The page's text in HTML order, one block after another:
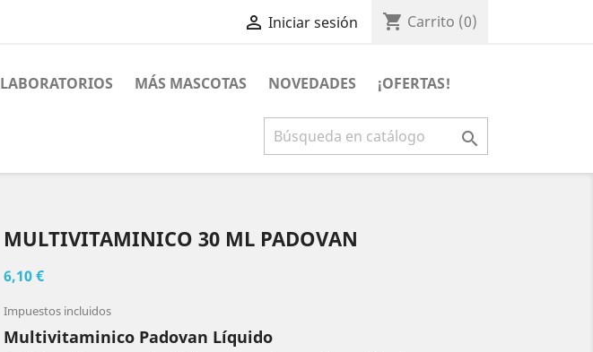
 Iniciar sesión shopping_cart Carrito (0)
LABORATORIOS MÁS MASCOTAS NOVEDADES ¡OFERTAS!

MULTIVITAMINICO 30 ML PADOVAN
6,10 €
Impuestos incluidos
Multivitaminico Padovan Líquido